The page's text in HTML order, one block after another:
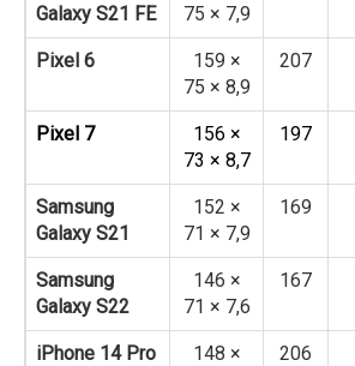
Galaxy S21 FE
75 × 7,9
Pixel 6
159 ×
75 × 8,9
207
Pixel 7
156 ×
73 × 8,7
197
Samsung
Galaxy S21
152 ×
71 × 7,9
169
Samsung
Galaxy S22
146 ×
71 × 7,6
167
iPhone 14 Pro
148 ×
206